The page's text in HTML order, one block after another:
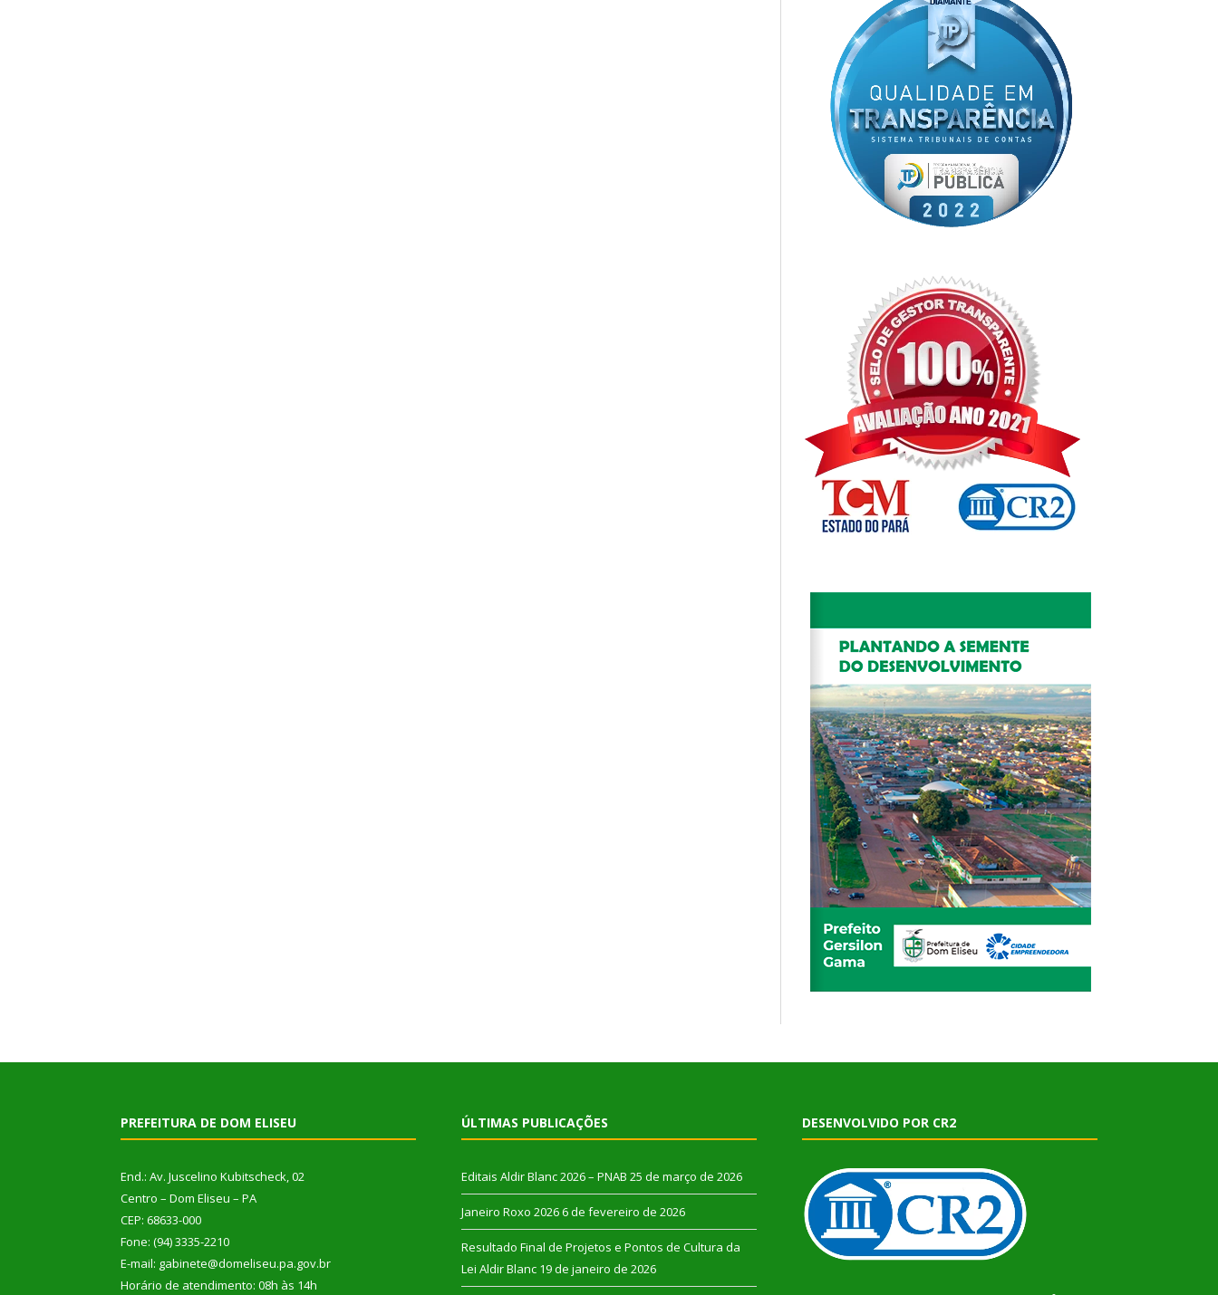
PREFEITURA DE DOM ELISEU
End.: Av. Juscelino Kubitscheck, 02
Centro – Dom Eliseu – PA
CEP: 68633-000
Fone: (94) 3335-2210
E-mail: gabinete@domeliseu.pa.gov.br
Horário de atendimento: 08h às 14h
ÚLTIMAS PUBLICAÇÕES
Editais Aldir Blanc 2026 – PNAB 25 de março de 2026
Janeiro Roxo 2026 6 de fevereiro de 2026
Resultado Final de Projetos e Pontos de Cultura da
Lei Aldir Blanc 19 de janeiro de 2026
DESENVOLVIDO POR CR2